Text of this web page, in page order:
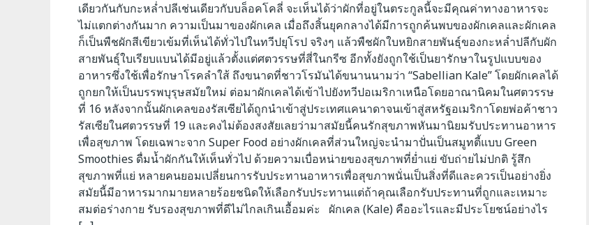
เดียวกันกับกะหล่ำปลีเช่นเดียวกับบล็อคโคลี่ จะเห็นได้ว่าผักที่อยู่ในตระกูลนี้จะมีคุณค่าทางอาหารจะ
ไม่แตกต่างกันมาก ความเป็นมาของผักเคล เมื่อถึงสิ้นยุคกลางได้มีการถูกค้นพบของผักเคลและผักเคล
ก็เป็นพืชผักสีเขียวเข้มที่เห็นได้ทั่วไปในทวีปยุโรป จริงๆ แล้วพืชผักใบหยิกสายพันธุ์ของกะหล่ำปลีกับผัก
สายพันธุ์ใบเรียบแบนได้มีอยู่แล้วตั้งแต่ศตวรรษที่สี่ในกรีซ อีกทั้งยังถูกใช้เป็นยารักษาในรูปแบบของ
อาหารซึ่งใช้เพื่อรักษาโรคลำใส้ ถึงขนาดที่ชาวโรมันได้ขนานนามว่า “Sabellian Kale” โดยผักเคลได้
ถูกยกให้เป็นบรรพบุรุษสมัยใหม่ ต่อมาผักเคลได้เข้าไปยังทวีปอเมริกาเหนือโดยอาณานิคมในศตวรรษ
ที่ 16 หลังจากนั้นผักเคลของรัสเซียได้ถูกนำเข้าสู่ประเทศแคนาดาจนเข้าสู่สหรัฐอเมริกาโดยพ่อค้าชาว
รัสเซียในศตวรรษที่ 19 และคงไม่ต้องสงสัยเลยว่ามาสมัยนี้คนรักสุขภาพหันมานิยมรับประทานอาหาร
เพื่อสุขภาพ โดยเฉพาะจาก Super Food อย่างผักเคลที่ส่วนใหญ่จะนำมาปั่นเป็นสมูทตี้แบบ Green
Smoothies ดื่มน้ำผักกันให้เห็นทั่วไป ด้วยความเบื่อหน่ายของสุขภาพที่ย่ำแย่ ขับถ่ายไม่ปกติ รู้สึก
สุขภาพที่แย่ หลายคนยอมเปลี่ยนการรับประทานอาหารเพื่อสุขภาพนั่นเป็นสิ่งที่ดีและควรเป็นอย่างยิ่ง
สมัยนี้มีอาหารมากมายหลายร้อยชนิดให้เลือกรับประทานแต่ถ้าคุณเลือกรับประทานที่ถูกและเหมาะ
สมต่อร่างกาย รับรองสุขภาพที่ดีไม่ไกลเกินเอื้อมค่ะ ผักเคล (Kale) คืออะไรและมีประโยชน์อย่างไร